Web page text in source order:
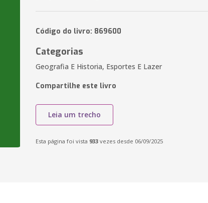
Código do livro: 869600
Categorias
Geografia E Historia, Esportes E Lazer
Compartilhe este livro
Leia um trecho
Esta página foi vista 933 vezes desde 06/09/2025